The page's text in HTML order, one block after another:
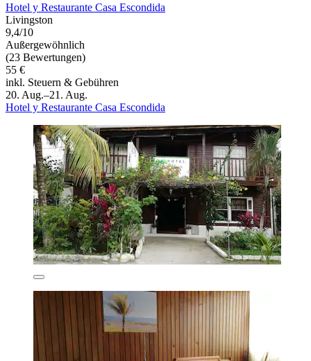
Hotel y Restaurante Casa Escondida
Livingston
9,4/10
Außergewöhnlich
(23 Bewertungen)
55 €
inkl. Steuern & Gebühren
20. Aug.–21. Aug.
Hotel y Restaurante Casa Escondida